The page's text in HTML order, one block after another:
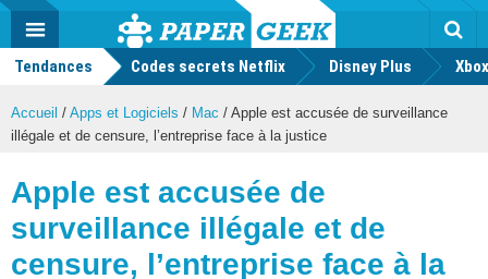
Actu
geek
MENU
Tendances Codes secrets Netflix Disney Plus
Accueil / Apps et Logiciels / Mac / Apple est accusée de surveillance
illégale et de censure, l’entreprise face à la justice
Apple est accusée de
surveillance illégale et de
censure, l’entreprise face à la
Mode
FacebookTwitter Youtube